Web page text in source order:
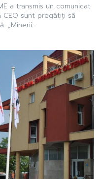
a transmis un comunicat
CEO sunt pregătiți să
declanșeze un conflict de muncă. „Minerii...